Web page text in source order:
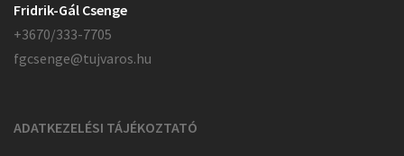
Fridrik-Gál Csenge
+3670/333-7705
fgcsenge@tujvaros.hu
ADATKEZELÉSI TÁJÉKOZTATÓ